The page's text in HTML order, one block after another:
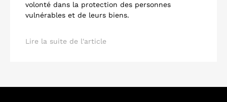
volonté dans la protection des personnes
vulnérables et de leurs biens.
Lire la suite de l'article